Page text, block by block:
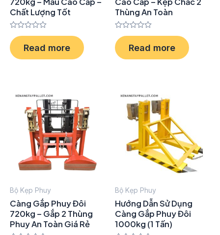
Chất Lượng Tốt
Rated
0
out
of
Read more
Thùng An Toàn
Rated
0
out
of
Read more
Bộ Kẹp Phuy
Càng Gắp Phuy Đôi
720kg – Gắp 2 Thùng
Phuy An Toàn Giá Rẻ
Bộ Kẹp Phuy
Hướng Dẫn Sử Dụng
Càng Gắp Phuy Đôi
1000kg (1 Tấn)